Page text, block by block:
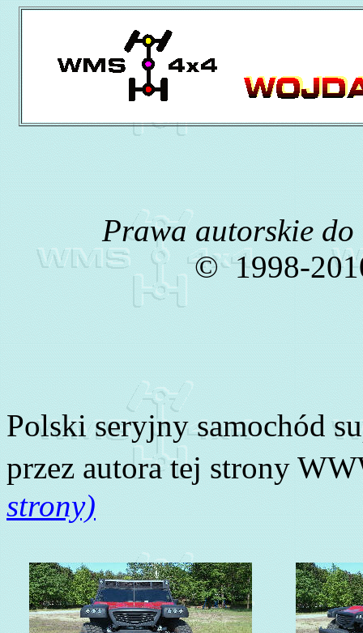
Prawa autorskie
©1998-
Polski seryjny samochód
przez autora tej strony
strony)